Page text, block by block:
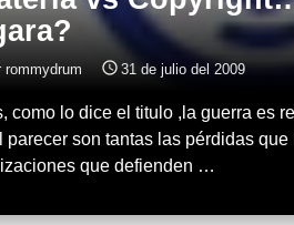
rommydrum access_time 31 de julio del 2009
como lo dice el titulo ,la guerra es
parecer son tantas las pérdidas
que defienden …